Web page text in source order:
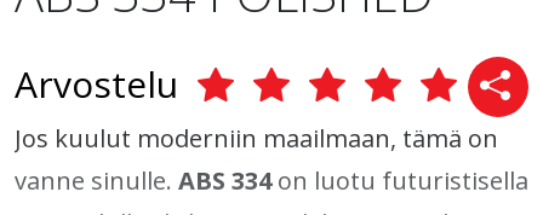
Arvostelu
Jos kuulut moderniin maailmaan, tämä on
vanne sinulle. ABS 334on luotu futuristisella